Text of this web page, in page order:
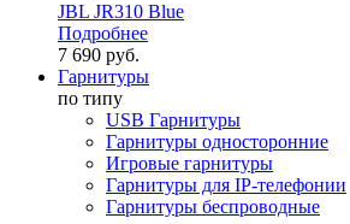
JBL JR310 Blue
Подробнее
7 690 руб.
Гарнитуры
по типу
USB Гарнитуры
Гарнитуры односторонние
Игровые гарнитуры
Гарнитуры для IP-телефонии
Гарнитуры беспроводные